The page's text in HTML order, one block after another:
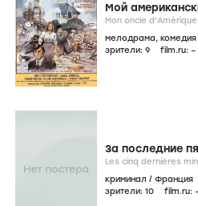
Мой
мелодрама, комедия
зрители: 9 film.ru: –
За последние
криминал / Франция
зрители: 10 film.ru: